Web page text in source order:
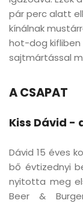
pár perc alatt
kínálnak
hot-dog kifliben
sajtmártással
A CSAPAT
Kiss Dávid -
Dávid 15 éves
bő évtizednyi
nyitotta meg
Beer &